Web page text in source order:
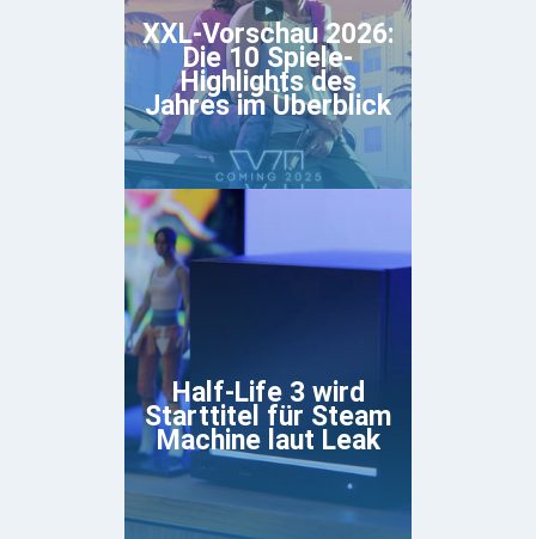
XXL-Vorschau 2026:
Die 10 Spiele-
Highlights des
Jahres im Überblick
Half-Life 3 wird
Starttitel für Steam
Machine laut Leak